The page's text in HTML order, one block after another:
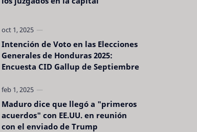
Intención de Voto en las Elecciones
Generales de Honduras 2025:
Encuesta CID Gallup de Septiembre
Maduro dice que llegó a "primeros
acuerdos" con EE.UU. en reunión
con el enviado de Trump